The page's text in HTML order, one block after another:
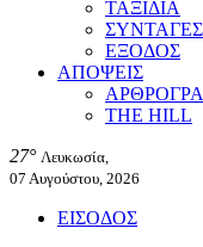
ΤΑΞΙΔΙΑ
ΣΥΝΤΑΓΕΣ
ΕΞΟΔΟΣ
ΑΠΟΨΕΙΣ
THE HILL
27° Λευκωσία,
07 Αυγούστου, 2026
ΕΙΣΟΔΟΣ